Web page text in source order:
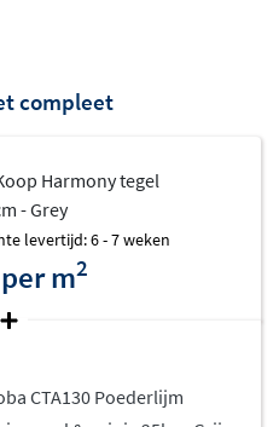
compleet
Harmony tegel
- Grey
levertijd: 6 - 7 weken
m2
CTA130 Poederlijm